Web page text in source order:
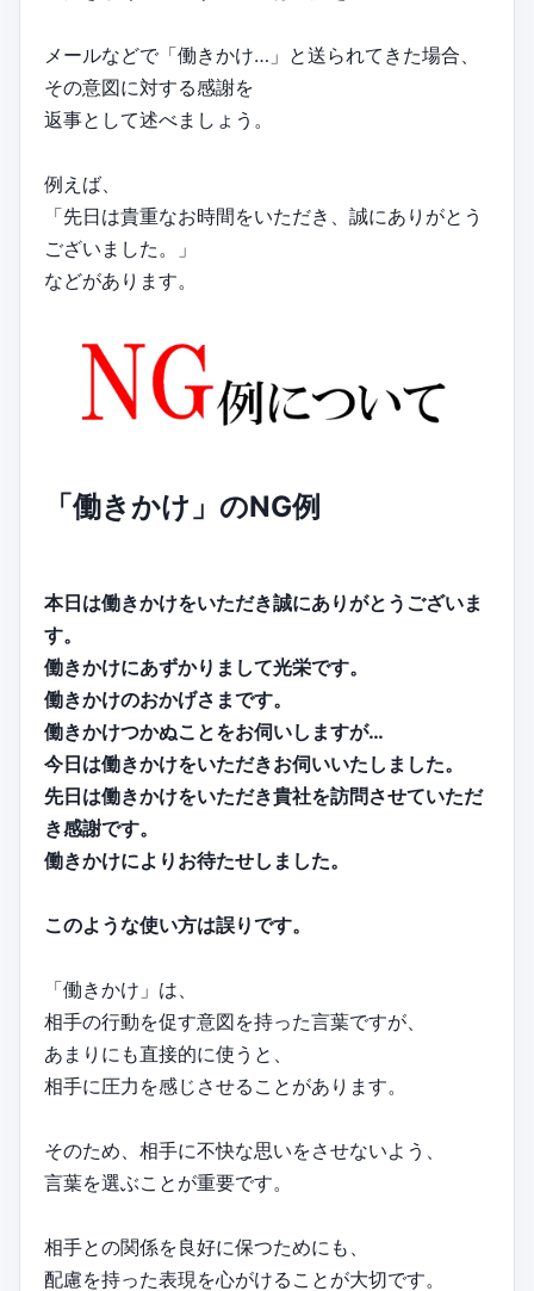
メールなどで「働きかけ…」と送られてきた場合、
その意図に対する感謝を
返事として述べましょう。
例えば、
「先日は貴重なお時間をいただき、誠にありがとう
ございました。」
などがあります。
「働きかけ」のNG例
本日は働きかけをいただき誠にありがとうございま
す。
働きかけにあずかりまして光栄です。
働きかけのおかげさまです。
働きかけつかぬことをお伺いしますが…
今日は働きかけをいただきお伺いいたしました。
先日は働きかけをいただき貴社を訪問させていただ
き感謝です。
働きかけによりお待たせしました。
このような使い方は誤りです。
「働きかけ」は、
相手の行動を促す意図を持った言葉ですが、
あまりにも直接的に使うと、
相手に圧力を感じさせることがあります。
そのため、相手に不快な思いをさせないよう、
言葉を選ぶことが重要です。
相手との関係を良好に保つためにも、
配慮を持った表現を心がけることが大切です。